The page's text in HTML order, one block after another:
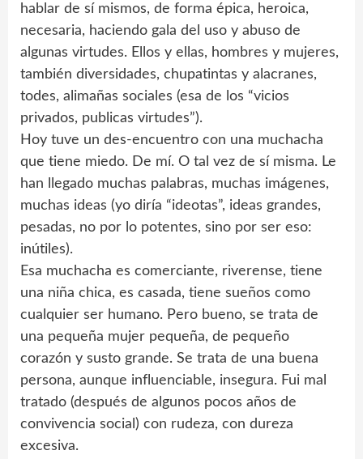
hablar de sí mismos, de forma épica, heroica,
necesaria, haciendo gala del uso y abuso de
algunas virtudes. Ellos y ellas, hombres y mujeres,
también diversidades, chupatintas y alacranes,
todes, alimañas sociales (esa de los “vicios
privados, publicas virtudes”).
Hoy tuve un des-encuentro con una muchacha
que tiene miedo. De mí. O tal vez de sí misma. Le
han llegado muchas palabras, muchas imágenes,
muchas ideas (yo diría “ideotas”, ideas grandes,
pesadas, no por lo potentes, sino por ser eso:
inútiles).
Esa muchacha es comerciante, riverense, tiene
una niña chica, es casada, tiene sueños como
cualquier ser humano. Pero bueno, se trata de
una pequeña mujer pequeña, de pequeño
corazón y susto grande. Se trata de una buena
persona, aunque influenciable, insegura. Fui mal
tratado (después de algunos pocos años de
convivencia social) con rudeza, con dureza
excesiva.